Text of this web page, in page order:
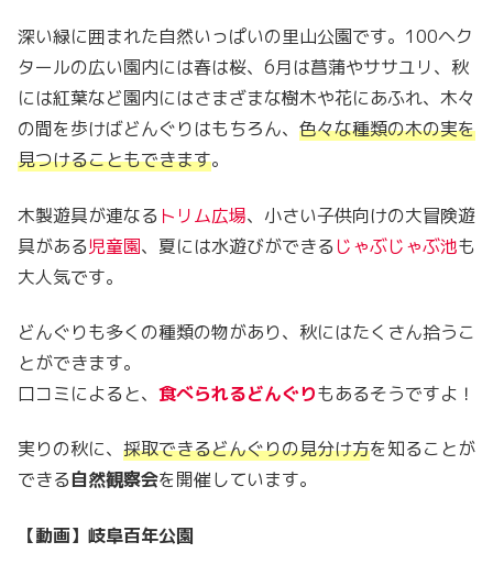
深い緑に囲まれた自然いっぱいの里山公園です。100ヘク
タールの広い園内には春は桜、6月は菖蒲やササユリ、秋
には紅葉など園内にはさまざまな樹木や花にあふれ、木々
の間を歩けばどんぐりはもちろん、 色々な種類の木の実を
見つけることもできます。
木製遊具が連なる トリム広場、小さい子供向けの大冒険遊
具がある児童園、夏には水遊びができるじゃぶじゃぶ池も
大人気です。
どんぐりも多くの種類の物があり、秋にはたくさん拾うこ
とができます。
口コミによると、 食べられるどんぐりもあるそうですよ！
実りの秋に、 採取できるどんぐりの見分け方を知ることが
できる自然観察会を開催しています。
【動画】岐阜百年公園